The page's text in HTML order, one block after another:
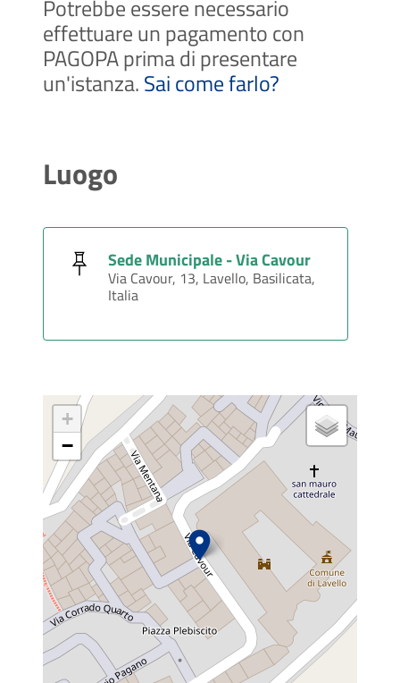
Potrebbe essere necessario
effettuare un pagamento con
PAGOPA prima di presentare
un'istanza.Sai come farlo?
Luogo
Sede Municipale - Via Cavour
Via Cavour, 13, Lavello, Basilicata,
Italia
+
−